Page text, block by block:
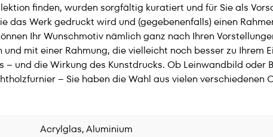
finden, wurden sorgfältig kuratiert und für Sie als
Werk gedruckt wird und (gegebenenfalls) einen
Ihr Wunschmotiv nämlich ganz nach Ihren
mit einer Rahmung, die vielleicht noch besser zu Ihrem
und die Wirkung des Kunstdrucks. Ob Leinwandbild oder
– Sie haben die Wahl aus vielen verschiedenen
Acrylglas, Aluminium